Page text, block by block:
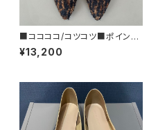
■ココココ/コツコツ■ポインテ
ッドトゥ・フラットシューズ/レオパ
ード■2025FW
¥13,200